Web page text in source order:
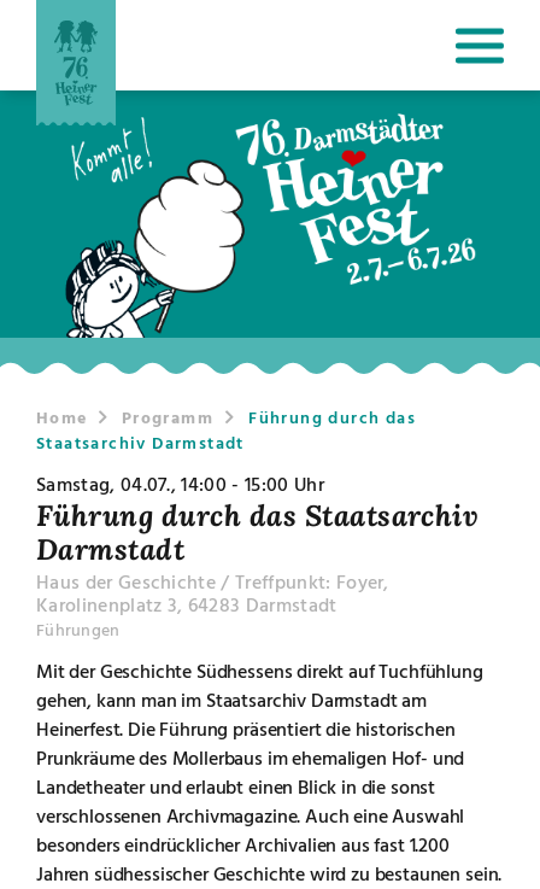
Home Programm
Führung durch das
Staatsarchiv Darmstadt
Samstag, 04.07., 14:00 - 15:00 Uhr
Führung durch das Staatsarchiv
Darmstadt
Haus der Geschichte / Treffpunkt: Foyer,
Karolinenplatz 3, 64283 Darmstadt
Führungen
Mit der Geschichte Südhessens direkt auf Tuchfühlung
gehen, kann man im Staatsarchiv Darmstadt am
Heinerfest. Die Führung präsentiert die historischen
Prunkräume des Mollerbaus im ehemaligen Hof- und
Landetheater und erlaubt einen Blick in die sonst
verschlossenen Archivmagazine. Auch eine Auswahl
besonders eindrücklicher Archivalien aus fast 1.200
Jahren südhessischer Geschichte wird zu bestaunen sein.